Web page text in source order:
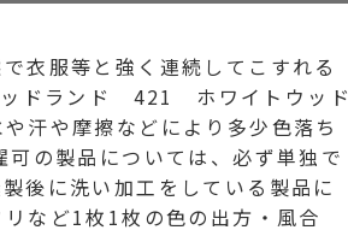
衣服等と強く連続してこすれる
ドランド 421 ホワイトウッド
汗や摩擦などにより多少色落ち
の製品については、必ず単独で
後に洗い加工をしている製品に
など1枚1枚の色の出方・風合